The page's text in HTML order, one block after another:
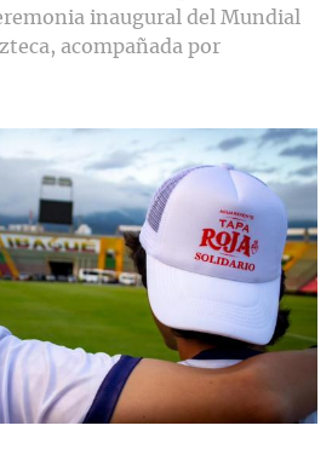
inaugural del Mundial
acompañada por